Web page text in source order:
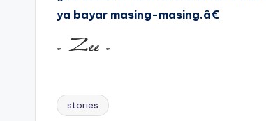
ya bayar masing-masing.â€
Tags:
stories